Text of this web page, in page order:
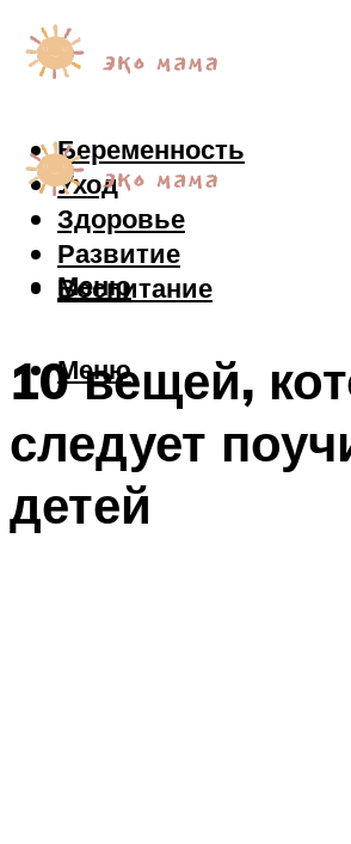
Беременность
Уход
Здоровье
Развитие
Воспитание
Меню
Меню
10 вещей,
следует
детей